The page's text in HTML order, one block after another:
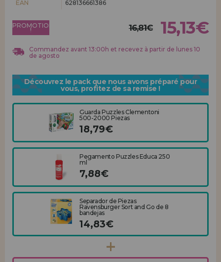
Allez-y! Nous vous attendions.
ENREGISTREMENT DISTRIBUTEUR
EAN
628136661386
PROMOTION
! 16,81€ 15,13€
Commandez avant 13:00h et recevez à partir de lunes 10
de agosto
Découvrez le pack que nous avons préparé pour
vous, profitez de sa remise !
Guarda Puzzles Clementoni
500-2000 Piezas
18,79€
Pegamento Puzzles Educa 250
ml
7,88€
Separador de Piezas
Ravensburger Sort and Go de 8
bandejas
14,83€